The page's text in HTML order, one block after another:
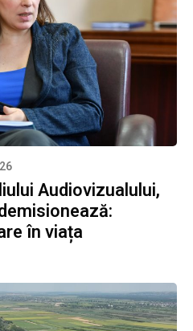
Audiovizualului,
în viața